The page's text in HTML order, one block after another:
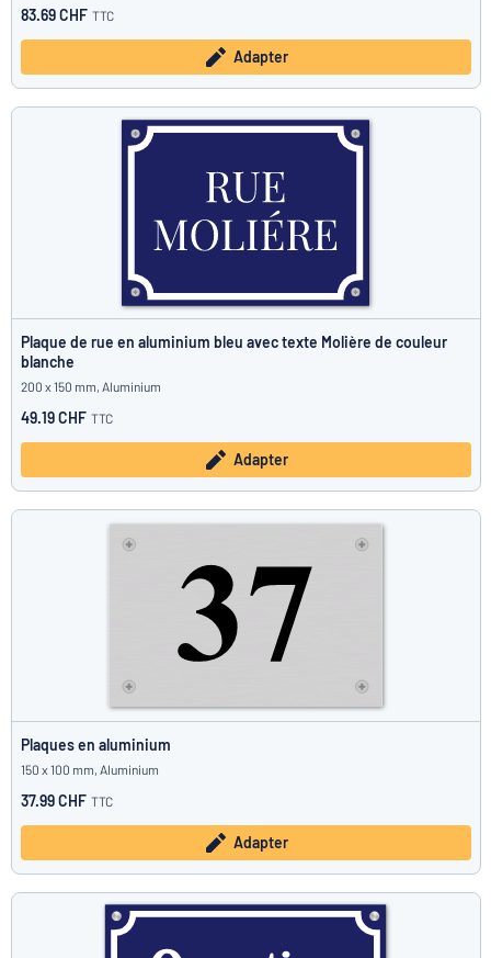
83.69 CHF TTC
Adapter
Plaque de rue en aluminium bleu avec texte Molière de couleur
blanche
200 x 150 mm, Aluminium
49.19 CHF TTC
Adapter
Plaques en aluminium
150 x 100 mm, Aluminium
37.99 CHF TTC
Adapter